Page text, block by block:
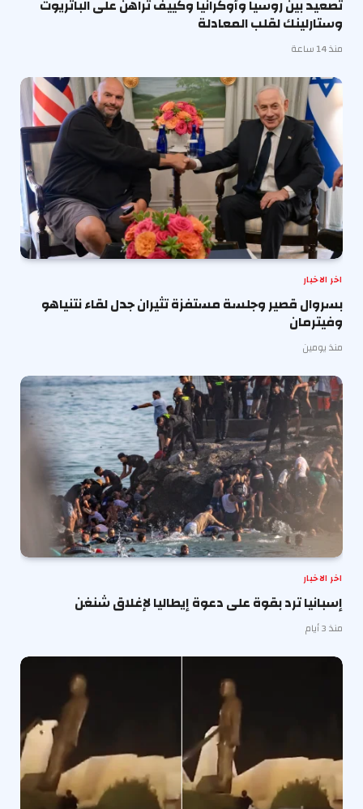
تصعيد بين روسيا وأوكرانيا وكييف تراهن على الباتريوت
وستارلينك لقلب المعادلة
منذ 14 ساعة
اخر الاخبار
بسروال قصير وجلسة مستفزة تثيران جدل لقاء نتنياهو
وفيترمان
منذ يومين
اخر الاخبار
إسبانيا ترد بقوة على دعوة إيطاليا لإغلاق شنغن
منذ 3 أيام